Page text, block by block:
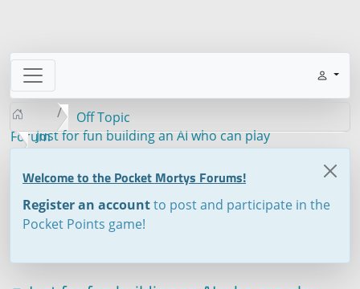
Forum
Off Topic
Just for fun building an AI who can play
pcoketmortys
Welcome to the Pocket Mortys Forums!
Register an accountto post and participate in the
Pocket Points game!